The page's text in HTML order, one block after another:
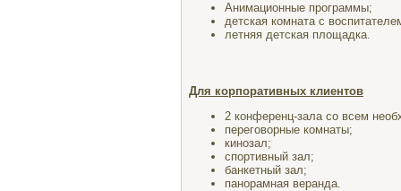
Анимационные программы;
детская комната с
летняя детская площадка.
Для корпоративных клиентов
2 конференц-зала со всем
переговорные комнаты;
кинозал;
спортивный зал;
банкетный зал;
панорамная веранда.